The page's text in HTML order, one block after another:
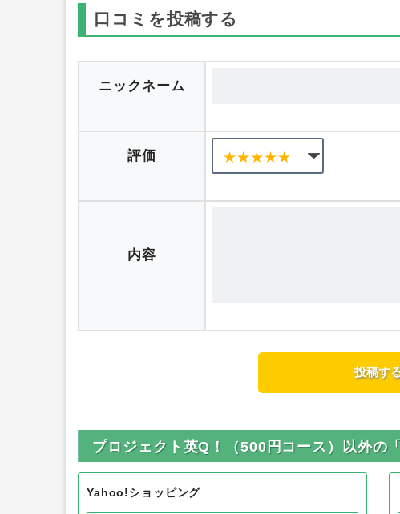
口コミを投稿する
ニックネーム
内容